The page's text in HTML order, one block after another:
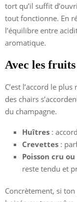
tort qu’il suffit
tout fonctionne. En
l’équilibre entre
aromatique.
Avec les
C’est l’accord le
des chairs
du champagne.
Huîtres :
Crevettes :
Poisson cru
reste tendu et
Concrètement, si